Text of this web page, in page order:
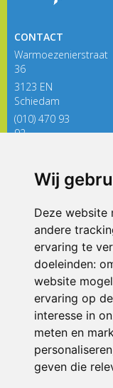
Wij
Deze website
andere
ervaring te
doeleinden:
website
ervaring op
interesse in
meten en
personaliseren
geven die
CONTACT
Warmoezenierstraat
36
3123 EN
Schiedam
(010) 470 93
92
© 2026 De
Privacy policy|